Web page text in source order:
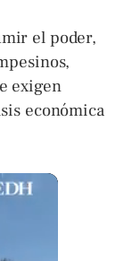
el poder,
exigen
económica